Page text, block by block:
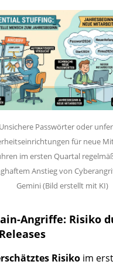
Unsichere Passwörter oder
für neue
im ersten Quartal
Anstieg von
Gemini (Bild erstellt mit KI)
Angriffe: Risiko
Risikoim